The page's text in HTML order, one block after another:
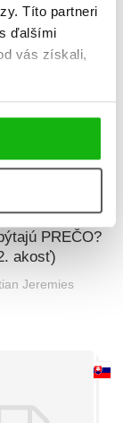
Títo partneri
ďalšími
vás získali,
PREČO?
akosť)
Jeremies